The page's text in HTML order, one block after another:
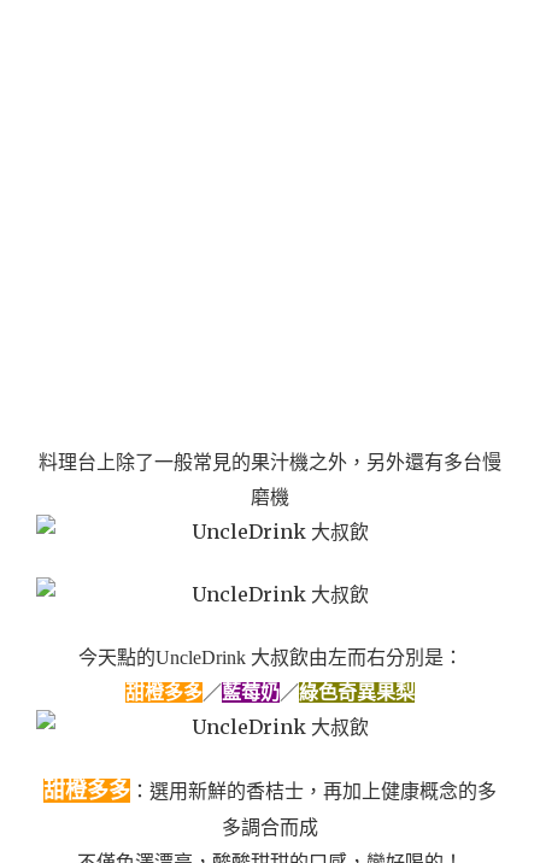
料理台上除了一般常見的果汁機之外，另外還有多台慢
磨機
今天點的UncleDrink 大叔飲由左而右分別是：
甜橙多多／藍莓奶／綠色奇異果梨
甜橙多多 ：選用新鮮的香桔士，再加上健康概念的多
多調合而成